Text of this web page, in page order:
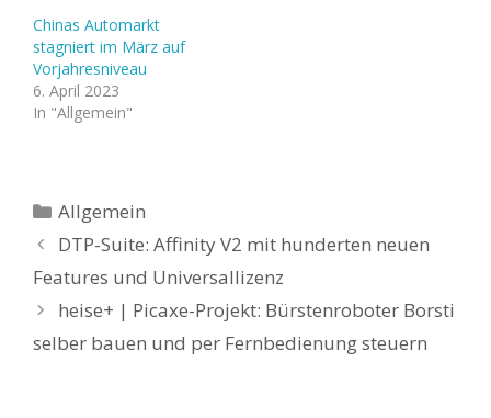
Chinas Automarkt
stagniert im März auf
Vorjahresniveau
6. April 2023
In "Allgemein"
Kategorien
Allgemein
DTP-Suite: Affinity V2 mit hunderten neuen
Features und Universallizenz
heise+ | Picaxe-Projekt: Bürstenroboter Borsti
selber bauen und per Fernbedienung steuern